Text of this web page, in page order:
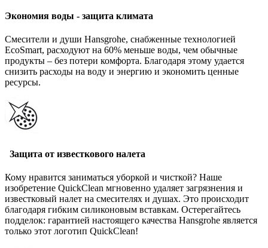
Экономия воды - защита климата
Смесители и души Hansgrohe, снабженные технологией
EcoSmart, расходуют на 60% меньше воды, чем обычные
продукты – без потери комфорта. Благодаря этому удается
снизить расходы на воду и энергию и экономить ценные
ресурсы.
Защита от известкового налета
Кому нравится заниматься уборкой и чисткой? Наше
изобретение QuickClean мгновенно удаляет загрязнения и
известковый налет на смесителях и душах. Это происходит
благодаря гибким силиконовым вставкам. Остерегайтесь
подделок: гарантией настоящего качества Hansgrohe является
только этот логотип QuickClean!